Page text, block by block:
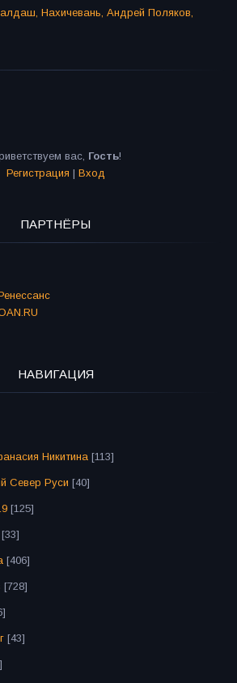
, Нахичевань, Андрей Поляков,
вас, Гость!
Регистрация | Вход
ПАРТНЁРЫ
НАВИГАЦИЯ
Никитина [113]
Север Руси [40]
[125]
[33]
[406]
[728]
[43]